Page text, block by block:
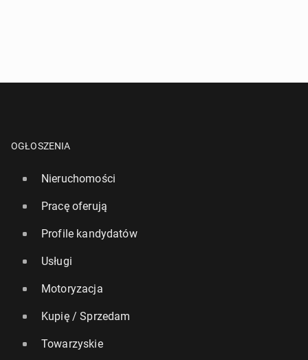
OGŁOSZENIA
Nieruchomości
Pracę oferują
Profile kandydatów
Usługi
Motoryzacja
Kupię / Sprzedam
Towarzyskie